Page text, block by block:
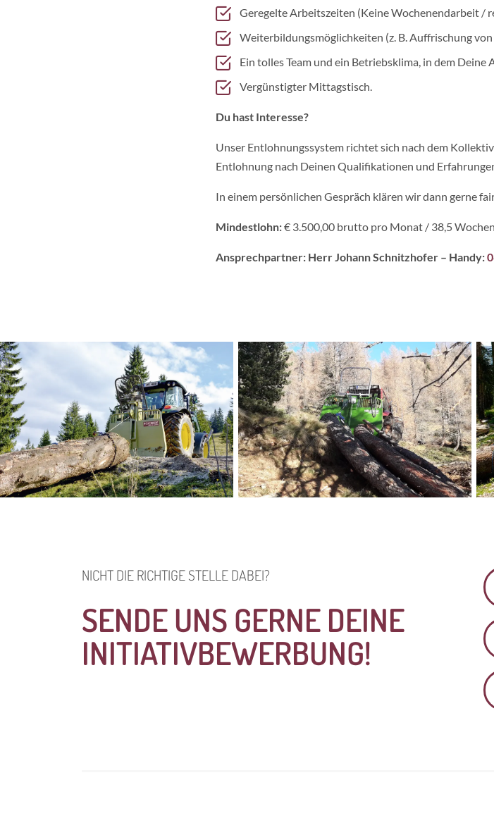
Geregelte Arbeitszeiten (Keine Wochenendarbeit /
Weiterbildungsmöglichkeiten (z. B. Auffrischung
Ein tolles Team und ein Betriebsklima, in dem Deine
Vergünstigter Mittagstisch.
Du hast Interesse?
Unser Entlohnungssystem richtet sich nach dem
Entlohnung nach Deinen Qualifikationen und
In einem persönlichen Gespräch klären wir dann gerne
Mindestlohn:€ 3.500,00 brutto pro Monat / 38,5
Ansprechpartner: Herr Johann Schnitzhofer – Handy:
NICHT DIE RICHTIGE STELLE DABEI?
SENDE UNS GERNE DEINE
INITIATIVBEWERBUNG!